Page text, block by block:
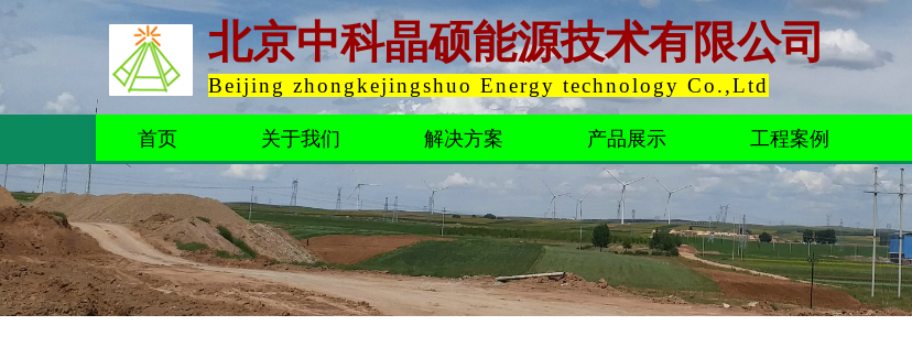
首页 关于我们 解决方案 产品展示 工程案例
北京中科晶硕能源技术有限公司
Beijing zhongkejingshuo Energy technology Co.,Ltd